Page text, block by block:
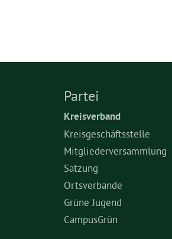
Partei
Kreisverband
Kreisgeschäftsstelle
Mitgliederversammlung
Satzung
Ortsverbände
Grüne Jugend
CampusGrün